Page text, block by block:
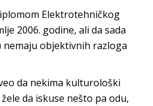
Elektrotehničkog
2006. godine, ali da sada
nemaju objektivnih razloga
da nekima kulturološki
da iskuse nešto pa odu,